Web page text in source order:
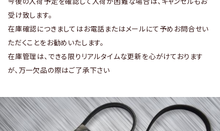
受け致します。
在庫確認につきましてはお電話またはメールにて予めお問合せい
ただくことをお勧めいたします。
在庫管理は、できる限りリアルタイムな更新を心がけております
が、万一欠品の際はご了承下さい